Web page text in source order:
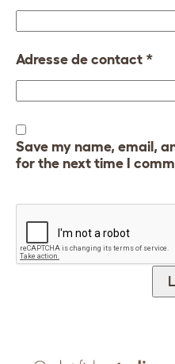
Adresse de contact *
Save my name, email,
for the next time I